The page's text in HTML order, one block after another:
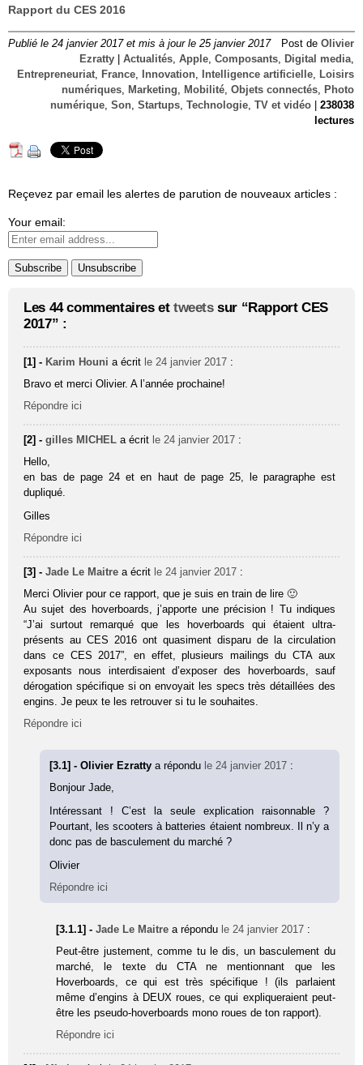
Rapport du CES 2016
Publié le 24 janvier 2017 et mis à jour le 25 janvier 2017 Post de Olivier
Ezratty
Actualités, Apple, Composants, Digital media,
Entrepreneuriat, France, Innovation, Intelligence artificielle, Loisirs
numériques, Marketing, Mobilité, Objets connectés, Photo
numérique, Son, Startups, Technologie, TV et vidéo
238038
lectures
Reçevez par email les alertes de parution de nouveaux articles :
Your email:
Les 44 commentaires et tweetssur “Rapport CES
2017” :
[1] - Karim Houni a écrit le 24 janvier 2017 :
Bravo et merci Olivier. A l’année prochaine!
Répondre ici
[2] -gilles MICHEL a écrit le 24 janvier 2017 :
Hello,
en bas de page 24 et en haut de page 25, le paragraphe est
dupliqué.
Gilles
Répondre ici
[3] -Jade Le Maitre a écrit le 24 janvier 2017 :
Merci Olivier pour ce rapport, que je suis en train de lire 🙂
Au sujet des hoverboards, j’apporte une précision ! Tu indiques
“J’ai surtout remarqué que les hoverboards qui étaient ultra-
présents au CES 2016 ont quasiment disparu de la circulation
dans ce CES 2017”, en effet, plusieurs mailings du CTA aux
exposants nous interdisaient d’exposer des hoverboards, sauf
dérogation spécifique si on envoyait les specs très détaillées des
engins. Je peux te les retrouver si tu le souhaites.
Répondre ici
[3.1] - Olivier Ezrattya répondu le 24 janvier 2017 :
Bonjour Jade,
Intéressant ! C’est la seule explication raisonnable ?
Pourtant, les scooters à batteries étaient nombreux. Il n’y a
donc pas de basculement du marché ?
Olivier
Répondre ici
[3.1.1] -Jade Le Maitre a répondu le 24 janvier 2017 :
Peut-être justement, comme tu le dis, un basculement du
marché, le texte du CTA ne mentionnant que les
Hoverboards, ce qui est très spécifique ! (ils parlaient
même d’engins à DEUX roues, ce qui expliqueraient peut-
être les pseudo-hoverboards mono roues de ton rapport).
Répondre ici